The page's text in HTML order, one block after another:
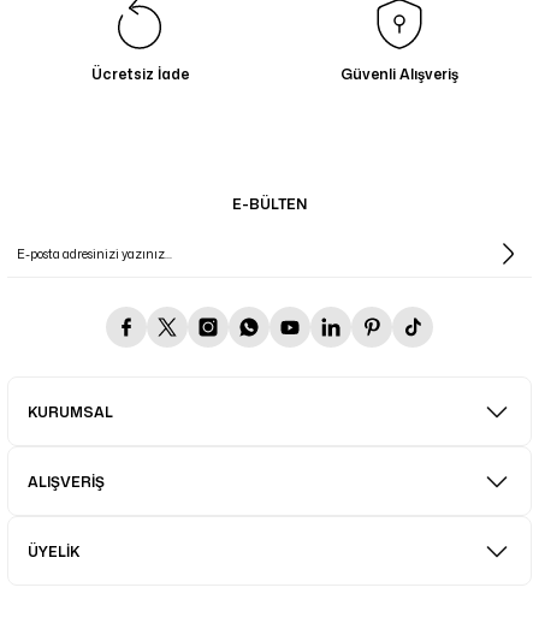
Ücretsiz İade Güvenli Alışveriş
E-BÜLTEN
KURUMSAL
ALIŞVERİŞ
ÜYELİK